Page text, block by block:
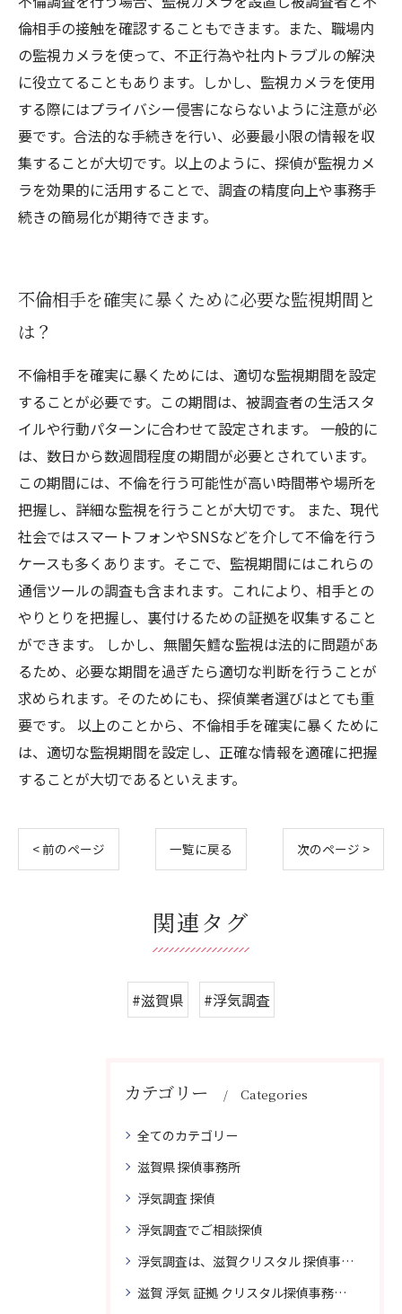
倫相手の接触を確認することもできます。また、職場内
の監視カメラを使って、不正行為や社内トラブルの解決
に役立てることもあります。しかし、監視カメラを使用
する際にはプライバシー侵害にならないように注意が必
要です。合法的な手続きを行い、必要最小限の情報を収
集することが大切です。以上のように、探偵が監視カメ
ラを効果的に活用することで、調査の精度向上や事務手
続きの簡易化が期待できます。
不倫相手を確実に暴くために必要な監視期間と
は？
不倫相手を確実に暴くためには、適切な監視期間を設定
することが必要です。この期間は、被調査者の生活スタ
イルや行動パターンに合わせて設定されます。 一般的に
は、数日から数週間程度の期間が必要とされています。
この期間には、不倫を行う可能性が高い時間帯や場所を
把握し、詳細な監視を行うことが大切です。 また、現代
社会ではスマートフォンやSNSなどを介して不倫を行う
ケースも多くあります。そこで、監視期間にはこれらの
通信ツールの調査も含まれます。これにより、相手との
やりとりを把握し、裏付けるための証拠を収集すること
ができます。 しかし、無闇矢鱈な監視は法的に問題があ
るため、必要な期間を過ぎたら適切な判断を行うことが
求められます。そのためにも、探偵業者選びはとても重
要です。 以上のことから、不倫相手を確実に暴くために
は、適切な監視期間を設定し、正確な情報を適確に把握
することが大切であるといえます。
< 前のページ 一覧に戻る 次のページ >
関連タグ
#滋賀県 #浮気調査
カテゴリー Categories
全てのカテゴリー
滋賀県 探偵事務所
浮気調査 探偵
浮気調査でご相談探偵
浮気調査は、滋賀クリスタル 探偵事務所はご相談
滋賀 浮気 証拠 クリスタル探偵事務所 相談 無料